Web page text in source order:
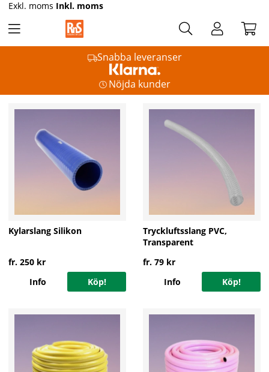
Snabba leveranser
Nöjda kunder
Exkl. moms Inkl. moms
Kylarslang Silikon
fr. 250 kr
Köp!
Info
Tryckluftsslang PVC,
Transparent
fr. 79 kr
Köp!
Info